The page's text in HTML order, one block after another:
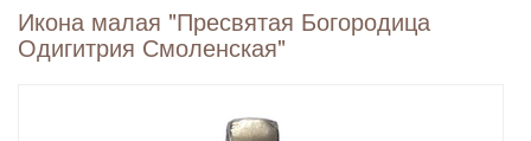
Икона малая "Пресвятая Богородица
Одигитрия Смоленская"